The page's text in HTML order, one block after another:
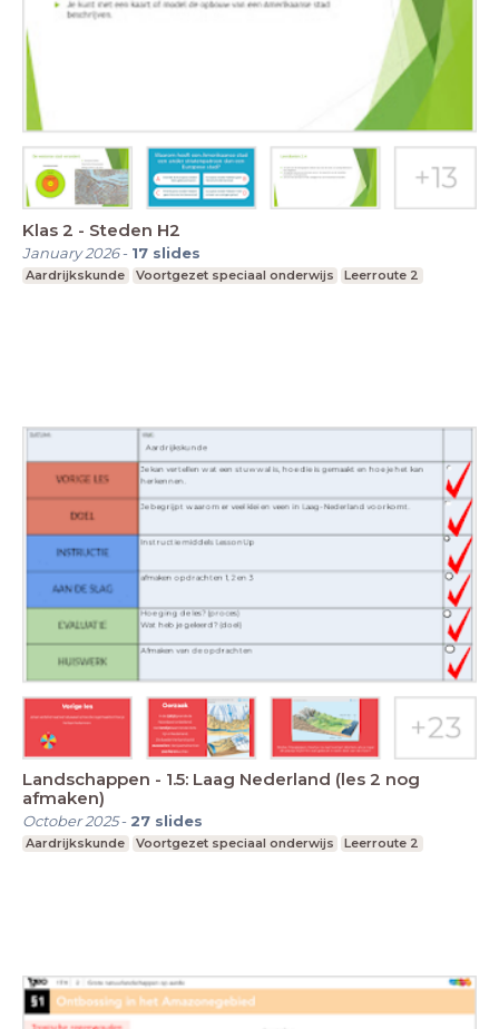
Klas 2 - Steden H2
January 2026- 17 slides
Aardrijkskunde Voortgezet speciaal onderwijs Leerroute 2
Landschappen - 1.5: Laag Nederland (les 2 nog
afmaken)
October 2025- 27 slides
Aardrijkskunde Voortgezet speciaal onderwijs Leerroute 2